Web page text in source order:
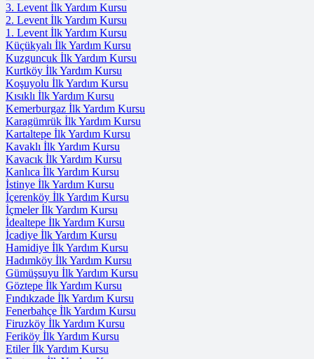
3. Levent İlk Yardım Kursu
2. Levent İlk Yardım Kursu
1. Levent İlk Yardım Kursu
Küçükyalı İlk Yardım Kursu
Kuzguncuk İlk Yardım Kursu
Kurtköy İlk Yardım Kursu
Koşuyolu İlk Yardım Kursu
Kısıklı İlk Yardım Kursu
Kemerburgaz İlk Yardım Kursu
Karagümrük İlk Yardım Kursu
Kartaltepe İlk Yardım Kursu
Kavaklı İlk Yardım Kursu
Kavacık İlk Yardım Kursu
Kanlıca İlk Yardım Kursu
İstinye İlk Yardım Kursu
İçerenköy İlk Yardım Kursu
İçmeler İlk Yardım Kursu
İdealtepe İlk Yardım Kursu
İcadiye İlk Yardım Kursu
Hamidiye İlk Yardım Kursu
Hadımköy İlk Yardım Kursu
Gümüşsuyu İlk Yardım Kursu
Göztepe İlk Yardım Kursu
Fındıkzade İlk Yardım Kursu
Fenerbahçe İlk Yardım Kursu
Firuzköy İlk Yardım Kursu
Feriköy İlk Yardım Kursu
Etiler İlk Yardım Kursu